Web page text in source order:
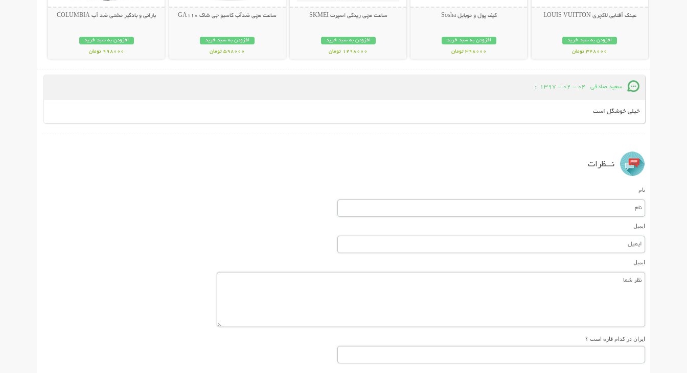
عینک آفتابی لاکچری LOUIS VUITTON
افزودن به سبد خرید
348000 تومان
کیف پول و موبایل Sosha
افزودن به سبد خرید
398000 تومان
ساعت مچی رینگی اسپرت SKMEI
افزودن به سبد خرید
1298000 تومان
ساعت مچی ضدآب کاسیو جی شاک GA110
افزودن به سبد خرید
598000 تومان
بارانی و بادگیر مشتی ضد آب COLUMBIA
افزودن به سبد خرید
998000 تومان
سعید صادقی 04 - 02 - 1397
:
خیلی خوشگل است
نـــظرات
نام
ایمیل
ایمیل
ایران در کدام قاره است ؟